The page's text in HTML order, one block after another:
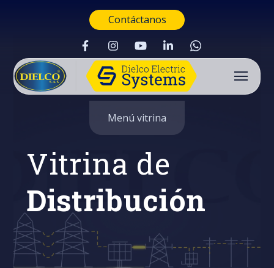
Contáctanos
Buscar
Menú vitrina
Vitrina de
Distribución